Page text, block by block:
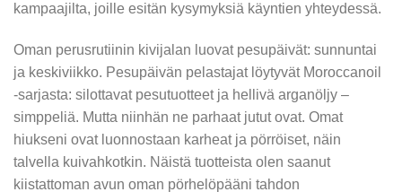
kampaajilta, joille esitän kysymyksiä käyntien yhteydessä.
Oman perusrutiinin kivijalan luovat pesupäivät: sunnuntai
ja keskiviikko. Pesupäivän pelastajat löytyvät Moroccanoil
-sarjasta: silottavat pesutuotteet ja hellivä arganöljy –
simppeliä. Mutta niinhän ne parhaat jutut ovat. Omat
hiukseni ovat luonnostaan karheat ja pörröiset, näin
talvella kuivahkotkin. Näistä tuotteista olen saanut
kiistattoman avun oman pörhelöpääni tahdon